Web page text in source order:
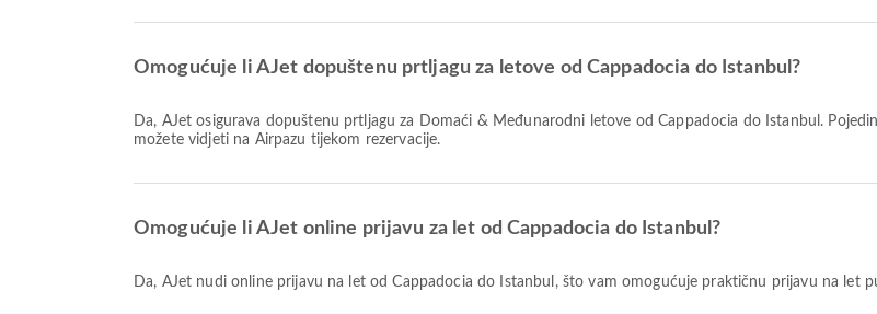
Omogućuje li AJet dopuštenu prtljagu za letove od Cappadocia do Istanbul?
Da, AJet osigurava dopuštenu prtljagu za Domaći & Međunarodni letove od Cappadocia do Istanbul. Pojedinosti se razlikuju ovisno o vrsti karte i odredištu. Detalje o prtljazi
možete vidjeti na Airpazu tijekom rezervacije.
Omogućuje li AJet online prijavu za let od Cappadocia do Istanbul?
Da, AJet nudi online prijavu na let od Cappadocia do Istanbul, što vam omogućuje praktičnu prijavu na let